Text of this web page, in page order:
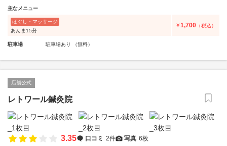
主なメニュー
ほぐし・マッサージ
あんま15分
￥1,700 （税込）
駐車場 駐車場あり （無料）
店舗公式
レトワール鍼灸院
3.35 口コミ 2件 写真 6枚